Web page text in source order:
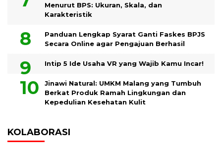
Menurut BPS: Ukuran, Skala, dan
Karakteristik
Panduan Lengkap Syarat Ganti Faskes BPJS
Secara Online agar Pengajuan Berhasil
Intip 5 Ide Usaha VR yang Wajib Kamu Incar!
Jinawi Natural: UMKM Malang yang Tumbuh
Berkat Produk Ramah Lingkungan dan
Kepedulian Kesehatan Kulit
KOLABORASI